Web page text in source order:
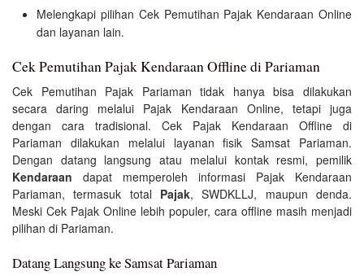
Melengkapi pilihan Cek Pemutihan Pajak Kendaraan Online
dan layanan lain.
Cek Pemutihan Pajak Kendaraan Offline di Pariaman
Cek Pemutihan Pajak Pariaman tidak hanya bisa dilakukan
secara daring melalui Pajak Kendaraan Online, tetapi juga
dengan cara tradisional. Cek Pajak Kendaraan Offline di
Pariaman dilakukan melalui layanan fisik Samsat Pariaman.
Dengan datang langsung atau melalui kontak resmi, pemilik
Kendaraan dapat memperoleh informasi Pajak Kendaraan
Pariaman, termasuk total Pajak, SWDKLLJ, maupun denda.
Meski Cek Pajak Online lebih populer, cara offline masih menjadi
pilihan di Pariaman.
Datang Langsung ke Samsat Pariaman